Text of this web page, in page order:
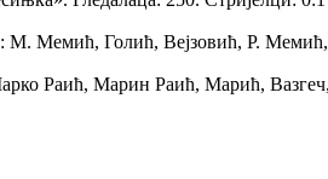
Голић, Вејзовић, Р. Мемић,
Марин Раић, Марић, Вазгеч,